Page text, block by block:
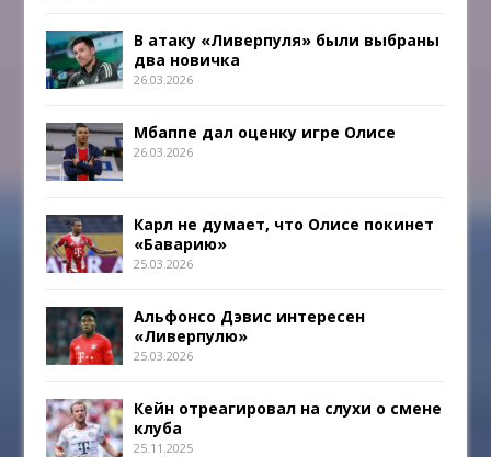
В атаку «Ливерпуля» были выбраны
два новичка
26.03.2026
Мбаппе дал оценку игре Олисе
26.03.2026
Карл не думает, что Олисе покинет
«Баварию»
25.03.2026
Альфонсо Дэвис интересен
«Ливерпулю»
25.03.2026
Кейн отреагировал на слухи о смене
клуба
25.11.2025